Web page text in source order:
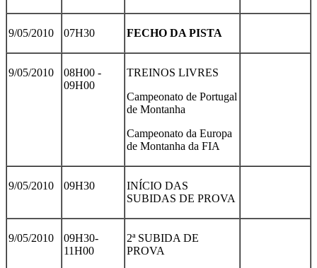
9/05/2010 07H30 FECHO DA PISTA
9/05/2010
08H00 -
09H00
TREINOS LIVRES
Campeonato de Portugal
de Montanha
Campeonato da Europa
de Montanha da FIA
9/05/2010 09H30
INÍCIO DAS
SUBIDAS DE PROVA
9/05/2010
09H30-
11H00
2ª SUBIDA DE
PROVA